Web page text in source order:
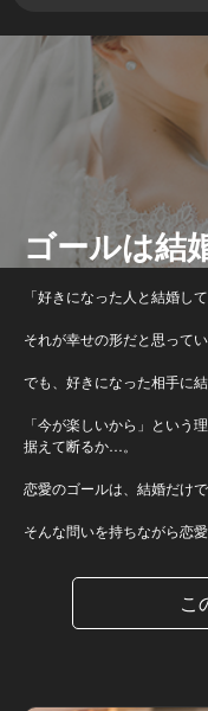
ゴールは結
「好きになった人と結婚し
それが幸せの形だと思ってい
でも、好きになった相手に
「今が楽しいから」という
据えて断るか…。
恋愛のゴールは、結婚だけ
そんな問いを持ちながら恋
こ